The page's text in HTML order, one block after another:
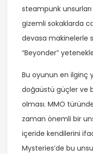
steampunk
gizemli sokaklarda
devasa makinelerle
“Beyonder”
Bu oyunun en ilginç
doğaüstü güçler ve
olması. MMO
zaman önemli bir
içeride kendilerini
Mysteries’de bu